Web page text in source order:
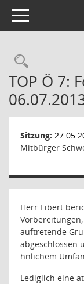
Toggle navigation
TOP Ö 7:
Sitzung:
Mitbürger
Herr Eibert
auftretende
abgeschlossen
hnlichem
Lediglich eine